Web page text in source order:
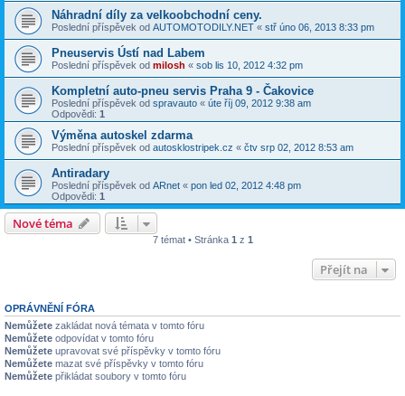
Náhradní díly za velkoobchodní ceny.
Poslední příspěvek od AUTOMOTODILY.NET « stř úno 06, 2013 8:33 pm
Pneuservis Ústí nad Labem
Poslední příspěvek od milosh « sob lis 10, 2012 4:32 pm
Kompletní auto-pneu servis Praha 9 - Čakovice
Poslední příspěvek od spravauto « úte říj 09, 2012 9:38 am
Odpovědi: 1
Výměna autoskel zdarma
Poslední příspěvek od autosklostripek.cz « čtv srp 02, 2012 8:53 am
Antiradary
Poslední příspěvek od ARnet « pon led 02, 2012 4:48 pm
Odpovědi: 1
Nové téma
7 témat • Stránka 1 z 1
Přejít na
OPRÁVNĚNÍ FÓRA
Nemůžete zakládat nová témata v tomto fóru
Nemůžete odpovídat v tomto fóru
Nemůžete upravovat své příspěvky v tomto fóru
Nemůžete mazat své příspěvky v tomto fóru
Nemůžete přikládat soubory v tomto fóru